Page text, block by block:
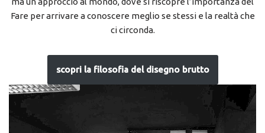
Fare per arrivare a conoscere meglio se stessi e la realtà che
ci circonda.
scopri la filosofia del disegno brutto